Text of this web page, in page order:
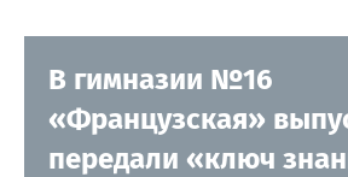
В гимназии №16
«Французская»
передали «ключ